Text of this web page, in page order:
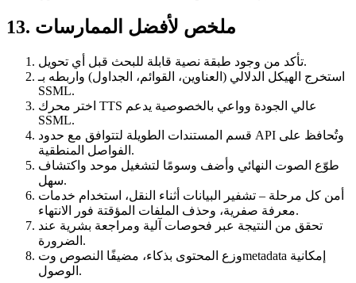
13. ملخص لأفضل الممارسات
تأكد من وجود طبقة نصية قابلة للبحثقبل أي تحويل.
استخرج الهيكل الدلالي (العناوين، القوائم، الجداول) واربطه بـ
SSML.
اختر محرك TTS عالي الجودة وواعي بالخصوصية يدعم
SSML.
قسم المستندات الطويلة لتتوافق مع حدود API وتُحافظ على
الفواصل المنطقية.
طوّع الصوت النهائي وأضف وسومًا لتشغيل موحد واكتشاف
سهل.
أمن كل مرحلة – تشفير البيانات أثناء النقل، استخدام خدمات
معرفة صفرية، وحذف الملفات المؤقتة فور الانتهاء.
تحقق من النتيجة عبر فحوصات آلية ومراجعة بشرية عند
الضرورة.
وزع المحتوى بذكاء، مضيفًا النصوص وتmetadata إمكانية
الوصول.